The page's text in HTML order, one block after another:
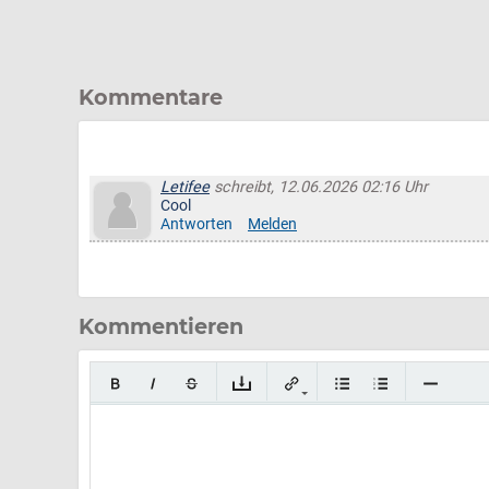
Kommentare
Letifeeschreibt, 12.06.2026 02:16 Uhr
Cool
Antworten
Melden
Kommentieren